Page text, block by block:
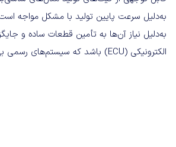
به‌دلیل سرعت پایین تولید با مشکل مواجه
به‌دلیل نیاز آن‌ها به تأمین قطعات ساده و
الکترونیکی (ECU) باشد که سیستم‌های رسمی بی‌ام‌و را دور می‌زنند.